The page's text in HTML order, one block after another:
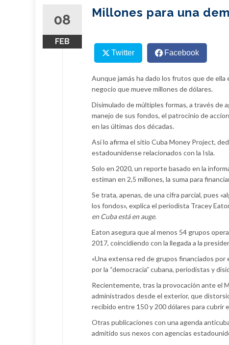
08
FEB
Millones para una
Twitter Facebook
Aunque jamás ha dado los frutos que de
negocio que mueve millones de dólares.
Disimulado de múltiples formas, a través de
manejo de sus fondos, el patrocinio de
en las últimas dos décadas.
Así lo afirma el sitio Cuba Money Project,
estadounidense relacionados con la Isla.
Solo en 2020, un reporte basado en la
estiman en 2,5 millones, la suma para
Se trata, apenas, de una cifra parcial, pues
los fondos», explica el periodista Tracey
en Cuba está en auge.
Eaton asegura que al menos 54 grupos
2017, coincidiendo con la llegada a la
«Una extensa red de grupos financiados
por la “democracia” cubana, periodistas y
Recientemente, tras la provocación ante el
administrados desde el exterior, que
recibido entre 150 y 200 dólares para cubrir
Otras publicaciones con una agenda
admitido sus nexos con agencias